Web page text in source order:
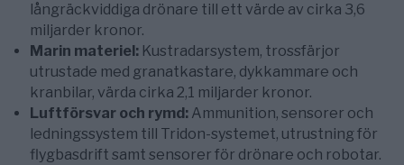
långräckviddiga drönare till ett värde av cirka 3,6
miljarder kronor.
Marin materiel: Kustradarsystem, trossfärjor
utrustade med granatkastare, dykkammare och
kranbilar, värda cirka 2,1 miljarder kronor.
Luftförsvar och rymd: Ammunition, sensorer och
ledningssystem till Tridon-systemet, utrustning för
flygbasdrift samt sensorer för drönare och robotar.